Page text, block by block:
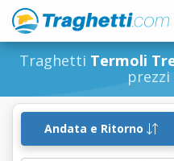
Traghetti Termoli
Andata e Ritorno